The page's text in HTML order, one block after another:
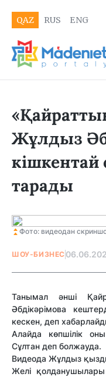
QAZ RUS ENG
Жұлдыз
тарады
Фото: видеодан
ШОУ-БИЗНЕС
Танымал әнші
Әбдікәрімова
кескен, деп
Алайда көпшілік
Сұлтан деп болжауда.
Видеода Жұлдыз
Желі қолданушылары